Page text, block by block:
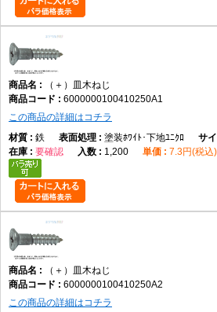
（＋）皿木ねじ
6000000100410250A1
この商品の詳細はコチラ
鉄
塗装ﾎﾜｲﾄ･下地ﾕﾆｸﾛ
要確認
1,200 7.3円(税込)
（＋）皿木ねじ
6000000100410250A2
この商品の詳細はコチラ